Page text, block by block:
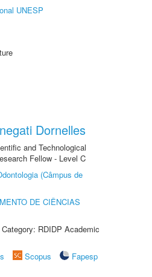
UNESP
Dornelles
and Technological
Fellow - Level C
(Câmpus de
DE CIÊNCIAS
RDIDP Academic
Scopus
Fapesp